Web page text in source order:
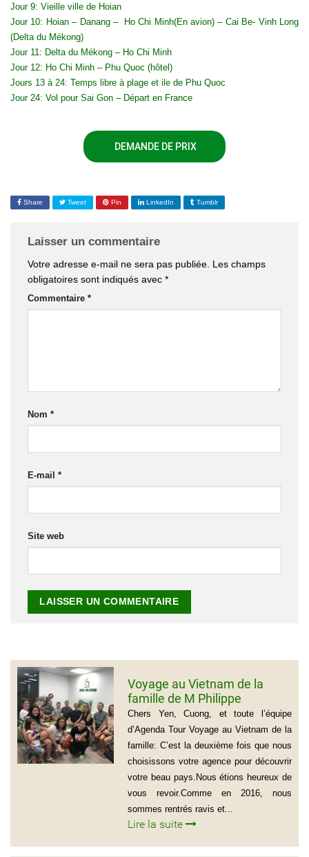
Jour 9: Vieille ville de Hoian
Jour 10: Hoian – Danang – Ho Chi Minh(En avion) – Cai Be- Vinh Long
(Delta du Mékong)
Jour 11: Delta du Mékong – Ho Chi Minh
Jour 12: Ho Chi Minh – Phu Quoc (hôtel)
Jours 13 à 24: Temps libre à plage et ile de Phu Quoc
Jour 24: Vol pour Sai Gon – Départ en France
DEMANDE DE PRIX
Share Tweet Pin LinkedIn Tumblr
Laisser un commentaire
Votre adresse e-mail ne sera pas publiée. Les champs
obligatoires sont indiqués avec *
Commentaire *
Nom *
E-mail *
Site web
Voyage au Vietnam de la
famille de M Philippe
GROGNET
Chers Yen, Cuong, et toute l’équipe
d’Agenda Tour Voyage au Vietnam de la
famille: C’est la deuxième fois que nous
choisissons votre agence pour découvrir
votre beau pays.Nous étions heureux de
vous revoir.Comme en 2016, nous
sommes rentrés ravis et...
Lire la suite